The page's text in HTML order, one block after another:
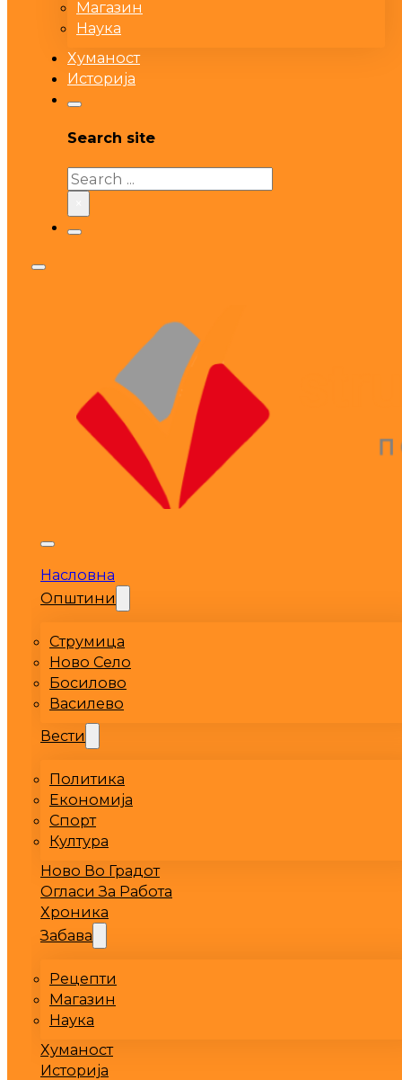
Магазин
Наука
Хуманост
Историја
Search site
Search
Насловна
Општини
Струмица
Ново Село
Босилово
Василево
Вести
Политика
Економија
Спорт
Култура
Ново Во Градот
Огласи За Работа
Хроника
Забава
Рецепти
Магазин
Наука
Хуманост
Историја